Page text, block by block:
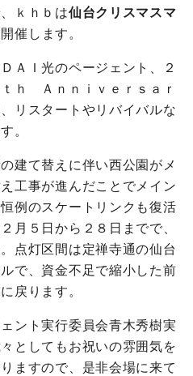
ｋｈｂは仙台クリスマスマ
催します。
ＡＩ光のページェント、２
ｈ Ａｎｎｉｖｅｒｓａｒ
リスタートやリバイバルな
。
建て替えに伴い西公園がメ
工事が進んだことでメイン
例のスケートリンクも復活
月５日から２８日までで、
点灯区間は定禅寺通の仙台
で、資金不足で縮小した前
戻ります。
ント実行委員会青木秀樹実
としてもお祝いの雰囲気を
ますので、是非会場に来て